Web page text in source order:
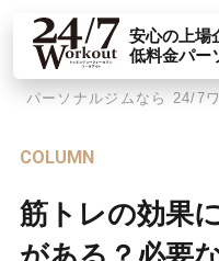
安心の上場
低料金パー
パーソナルジムなら 24/7
COLUMN
筋トレの効果